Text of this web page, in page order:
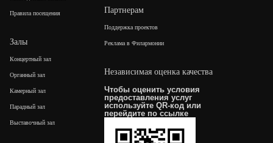
Правила посещения
Залы
Концертный зал
Органный зал
Камерный зал
Парадный зал
Выставочный зал
Партнерам
Поддержка проектов
Реклама в Филармонии
Независимая оценка качества
Чтобы оценить условия
предоставления услуг
используйте QR-код или
перейдите по ссылке